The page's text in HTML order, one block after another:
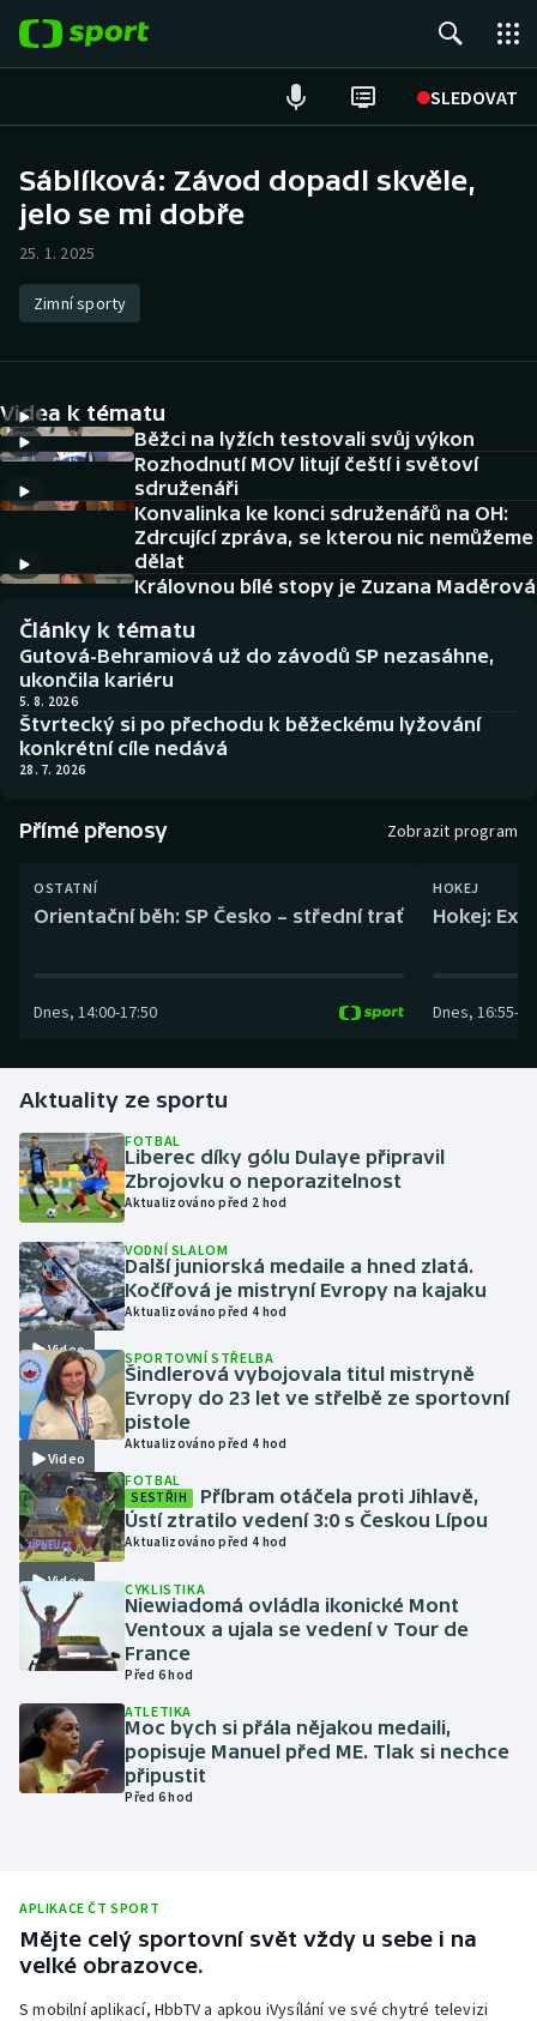
SLEDOVAT
Hokej
Atletika
DALŠÍ SPORTY
Americký fotbal
Baseball a softbal
Biatlon
Boby a skeleton
Curling
Dostihy
Futsal
Golf
Gymnastika
Házená
Jezdectví
Judo
Krasobruslení
Lezení
Lyže a snowboard
Moderní pětiboj
Motorsport
Olympijské hry
Parasport
Plavání
Rychlobruslení
NEPŘEHLÉDNĚTE
Aplikace ČT sport
AZ kvíz
Sáblíková: Závod dopadl skvěle,
jelo se mi dobře
25. 1. 2025
Zimní sporty
Videa k tématu
Běžci na lyžích testovali svůj výkon
Rozhodnutí MOV litují čeští i světoví
sdruženáři
Konvalinka ke konci sdruženářů na OH:
Zdrcující zpráva, se kterou nic nemůžeme
dělat
Královnou bílé stopy je Zuzana Maděrová
Články k tématu
Gutová-Behramiová už do závodů SP nezasáhne,
ukončila kariéru
5. 8. 2026
Štvrtecký si po přechodu k běžeckému lyžování
konkrétní cíle nedává
28. 7. 2026
Přímé přenosy Zobrazit program
OSTATNÍ
Orientační běh: SP Česko – střední trať
Dnes, 14:00-17:50
HOKEJ
Hokej:
Dnes, 16:55-
Aktuality ze sportu
FOTBAL
Liberec díky gólu Dulaye připravil
Zbrojovku o neporazitelnost
Aktualizováno před 2 hod
Video
VODNÍ SLALOM
Další juniorská medaile a hned zlatá.
Kočířová je mistryní Evropy na kajaku
Aktualizováno před 4 hod
Video
SPORTOVNÍ STŘELBA
Šindlerová vybojovala titul mistryně
Evropy do 23 let ve střelbě ze sportovní
pistole
Aktualizováno před 4 hod
Video
FOTBAL
SESTŘIH
Příbram otáčela proti Jihlavě,
Ústí ztratilo vedení 3:0 s Českou Lípou
Aktualizováno před 4 hod
CYKLISTIKA
Niewiadomá ovládla ikonické Mont
Ventoux a ujala se vedení v Tour de
France
Před 6 hod
ATLETIKA
Moc bych si přála nějakou medaili,
popisuje Manuel před ME. Tlak si nechce
připustit
Před 6 hod
APLIKACE ČT SPORT
Mějte celý sportovní svět vždy u sebe i na
velké obrazovce.
S mobilní aplikací, HbbTV a apkou iVysílání ve své chytré televizi